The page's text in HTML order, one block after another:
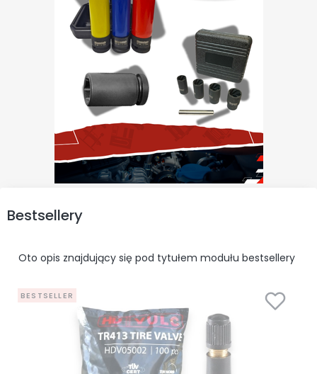
Bestsellery
Oto opis znajdujący się pod tytułem modułu bestsellery
BESTSELLER